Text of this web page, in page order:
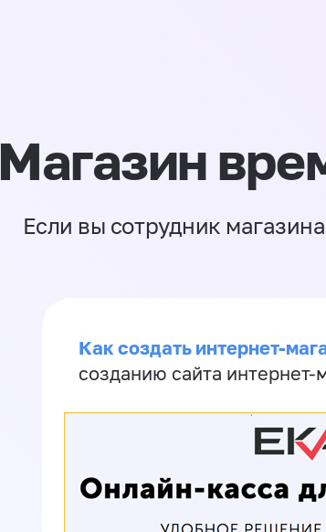
Магазин
Если вы сотрудник
Как создать интернет-
созданию сайта интернет-